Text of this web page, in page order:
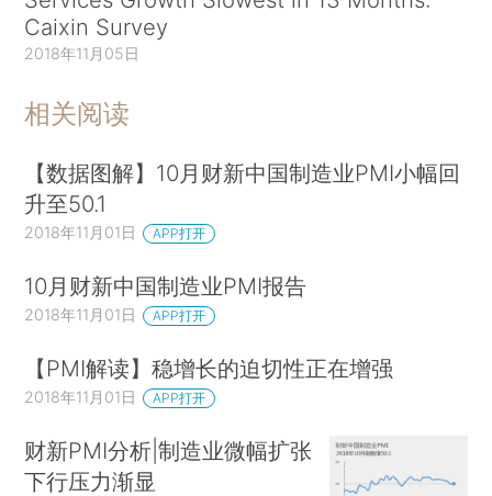
Caixin Survey
2018年11月05日
相关阅读
【数据图解】10月财新中国制造业PMI小幅回
升至50.1
2018年11月01日 APP打开
10月财新中国制造业PMI报告
2018年11月01日 APP打开
【PMI解读】稳增长的迫切性正在增强
2018年11月01日 APP打开
财新PMI分析|制造业微幅扩张
下行压力渐显